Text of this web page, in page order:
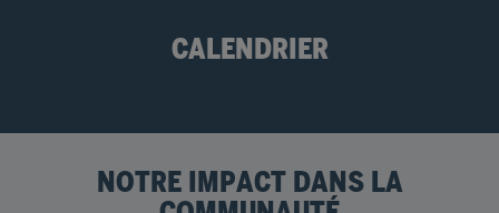
COMMUNAUTÉ